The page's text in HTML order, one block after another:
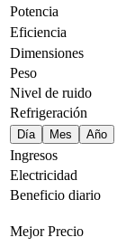
Potencia
Eficiencia
Dimensiones
Peso
Nivel de ruido
Refrigeración
Día Mes Año
Ingresos
Electricidad
Beneficio diario
Mejor Precio